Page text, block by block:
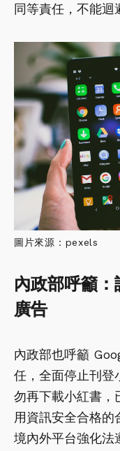
同等責任，不能迴
圖片來源：pexels
內政部呼籲
廣告
內政部也呼籲
任，全面停止刊登
勿再下載小紅書，
用資訊安全合格的
境內外平台強化法